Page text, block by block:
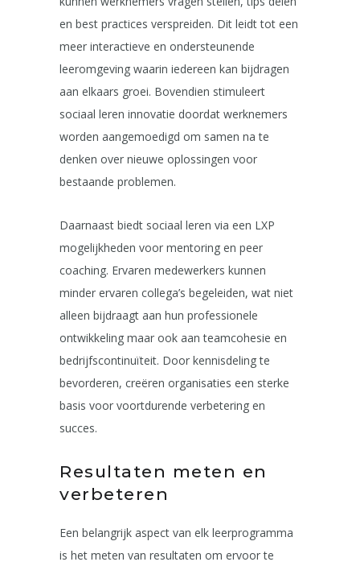
en best practices verspreiden. Dit leidt tot een
meer interactieve en ondersteunende
leeromgeving waarin iedereen kan bijdragen
aan elkaars groei. Bovendien stimuleert
sociaal leren innovatie doordat werknemers
worden aangemoedigd om samen na te
denken over nieuwe oplossingen voor
bestaande problemen.
Daarnaast biedt sociaal leren via een LXP
mogelijkheden voor mentoring en peer
coaching. Ervaren medewerkers kunnen
minder ervaren collega’s begeleiden, wat niet
alleen bijdraagt aan hun professionele
ontwikkeling maar ook aan teamcohesie en
bedrijfscontinuïteit. Door kennisdeling te
bevorderen, creëren organisaties een sterke
basis voor voortdurende verbetering en
succes.
Resultaten meten en
verbeteren
Een belangrijk aspect van elk leerprogramma
is het meten van resultaten om ervoor te